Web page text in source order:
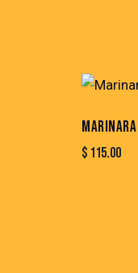
MARINARA
$ 115.00